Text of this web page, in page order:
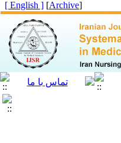
[
Archive
]
[ English ]